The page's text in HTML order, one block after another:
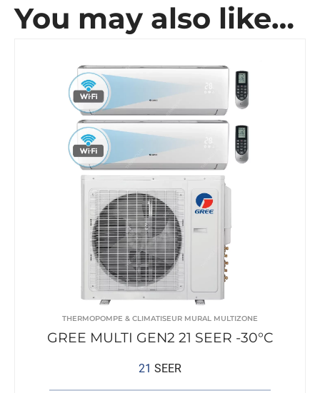
You may also like…
THERMOPOMPE & CLIMATISEUR MURAL MULTIZONE
GREE MULTI GEN2 21 SEER -30°C
21 SEER